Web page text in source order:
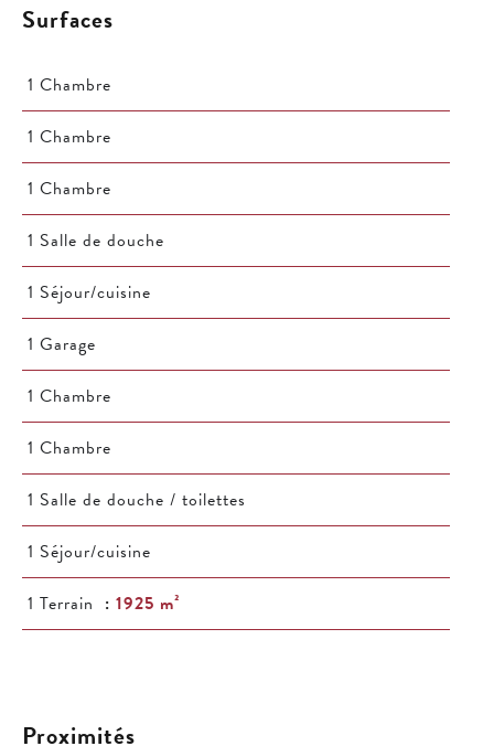
Surfaces
1 Chambre
1 Chambre
1 Chambre
1 Salle de douche
1 Séjour/cuisine
1 Garage
1 Chambre
1 Chambre
1 Salle de douche / toilettes
1 Séjour/cuisine
1 Terrain
1925 m²
Proximités